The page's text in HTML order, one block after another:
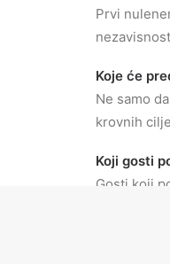
Prvi
Koje će
Ne samo
krovnih
Koji gosti
Gosti koji